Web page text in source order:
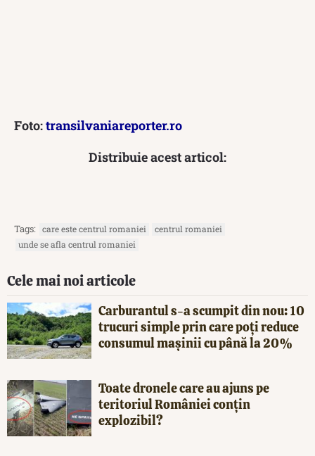
Foto:transilvaniareporter.ro
Distribuie acest articol:
Tags: care este centrul romaniei
centrul romaniei
unde se afla centrul romaniei
Cele mai noi articole
Carburantul s-a scumpit din nou: 10
trucuri simple prin care poți reduce
consumul mașinii cu până la 20%
Toate dronele care au ajuns pe
teritoriul României conțin
explozibil?